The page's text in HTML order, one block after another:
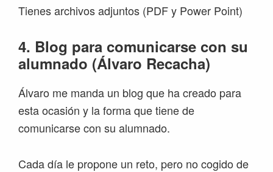
Tienes archivos adjuntos (PDF y Power Point)
4. Blog para comunicarse con su
alumnado (Álvaro Recacha)
Álvaro me manda un blog que ha creado para
esta ocasión y la forma que tiene de
comunicarse con su alumnado.
Cada día le propone un reto, pero no cogido de